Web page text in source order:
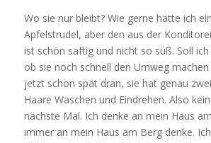
Wo sie nur bleibt? Wie gerne hätte ich
Apfelstrudel, aber den aus der
ist schön saftig und nicht so süß. Soll
ob sie noch schnell den Umweg
jetzt schon spät dran, sie hat genau
Haare Waschen und Eindrehen. Also
nächste Mal. Ich denke an mein Haus
immer an mein Haus am Berg denke.